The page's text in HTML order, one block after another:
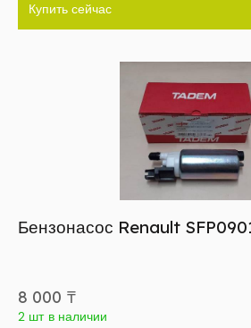
Купить сейчас
Бензонасос Renault
8 000 ₸
2 шт в наличии